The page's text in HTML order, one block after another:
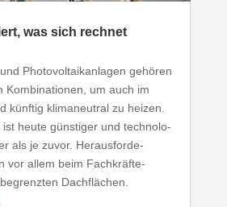
was sich rechnet
Photo­vol­ta­ik­an­lagen gehören
Kombi­na­tionen, um auch im
künftig klima­neutral zu heizen.
ist heute günstiger und tech­no­lo­
als je zuvor. Heraus­for­de­
vor allem beim Fach­kräf­te­
Dachflächen.